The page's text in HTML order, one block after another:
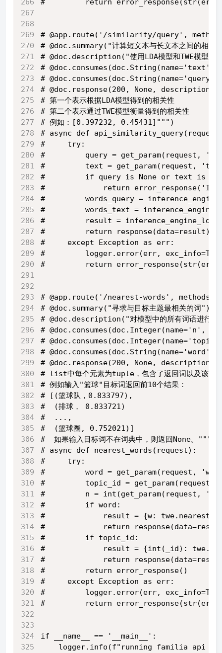
#         return
# @app.route('/similarity/query',
# @doc.summary("计算短文本与长文本之间的相关
# @doc.description("使用LDA模型和TWE模型分
#
#
# @doc.response(200, None,
# 第一个表示根据LDA模型得到的相关性
# 第二个表示通过TWE模型衡量得到的相关性
# 例如：[0.397232, 0.45431]""")
# async def
#     try:
#         query = get_param(request,
#         text = get_param(request,
#         if query is None or text is
#             return
#         words_query =
#         words_text =
#         result =
#         return response(data=result)
#     except Exception as err:
#         logger.error(err,
#         return
# @app.route('/nearest-words',
# @doc.summary("寻求与目标主题最相关的词")
# @doc.description("对模型中的所有词语进行检
# @doc.consumes(doc.Integer(name='n',
#
# @doc.consumes(doc.String(name='word',
# @doc.response(200, None,
# list中每个元素为tuple，包含了返回词以及该词
# 例如输入"篮球"目标词返回前10个结果：
# [(篮球队，0.833797),
#  (排球， 0.833721)
#  ...,
#  (篮球圈, 0.752021)]
#  如果输入目标词不在词典中，则返回None。""")
# async def nearest_words(request):
#     try:
#         word = get_param(request,
#         topic_id =
#         n = int(get_param(request,
#         if word:
#             result = {w:
#             return
#         if topic_id:
#             result = {int(_id):
#             return
#         return error_response()
#     except Exception as err:
#         logger.error(err,
#         return
if __name__ == '__main__':
logger.info(f"running familia api